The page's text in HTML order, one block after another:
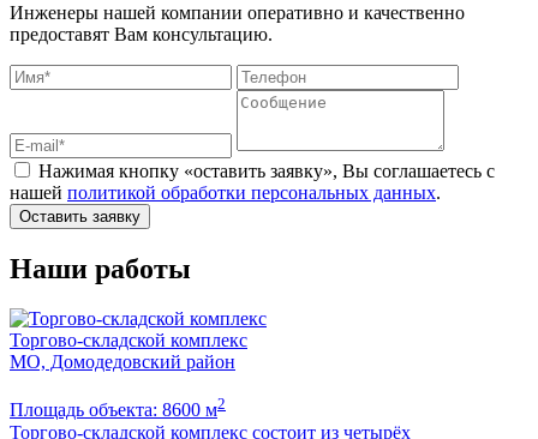
Инженеры нашей компании оперативно и качественно
предоставят Вам консультацию.
Нажимая кнопку «оставить заявку», Вы соглашаетесь с
нашей политикой обработки персональных данных.
Оставить заявку
Наши работы
Торгово-складской комплекс
МО, Домодедовский район
Площадь объекта: 8600 м2
Торгово-складской комплекс состоит из четырёх